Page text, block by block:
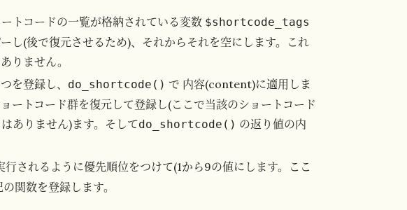
トコードの一覧が格納されている変数 $shortcode_tags
し(後で復元させるため)、それからそれを空にします。これ
りません。
を登録し、 do_shortcode() で 内容(content)に適用しま
ートコード群を復元して登録し(ここで当該のショートコード
ありません)ます。そしてdo_shortcode() の返り値の内
行されるように優先順位をつけて(1から9の値にします。ここ
関数を登録します。